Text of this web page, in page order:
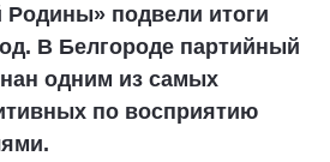
Родины» подвели итоги
В Белгороде партийный
одним из самых
по восприятию